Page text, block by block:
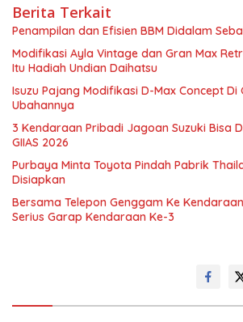
Berita Terkait
Penampilan dan Efisien BBM Didalam
Modifikasi Ayla Vintage dan Gran Max
Itu Hadiah Undian Daihatsu
Isuzu Pajang Modifikasi D-Max Concept Di
Ubahannya
3 Kendaraan Pribadi Jagoan Suzuki Bisa
GIIAS 2026
Purbaya Minta Toyota Pindah Pabrik
Disiapkan
Bersama Telepon Genggam Ke
Serius Garap Kendaraan Ke-3